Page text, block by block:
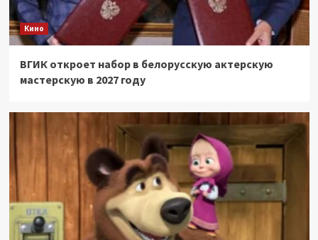
Кино
ВГИК откроет набор в белорусскую актерскую
мастерскую в 2027 году